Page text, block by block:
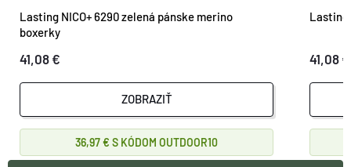
Lasting NICO+ 6290 zelená pánske merino
boxerky
41,08 €
ZOBRAZIŤ
36,97 € OUTDOOR10
Lasting
41,08 €